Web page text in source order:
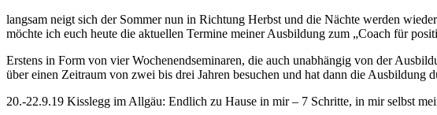
langsam neigt sich der Sommer nun in Richtung Herbst und die Nächte werden
möchte ich euch heute die aktuellen Termine meiner Ausbildung zum „Coach für
Erstens in Form von vier Wochenendseminaren, die auch unabhängig von der
über einen Zeitraum von zwei bis drei Jahren besuchen und hat dann die Ausbildung
20.-22.9.19 Kisslegg im Allgäu: Endlich zu Hause in mir – 7 Schritte, in mir selbst